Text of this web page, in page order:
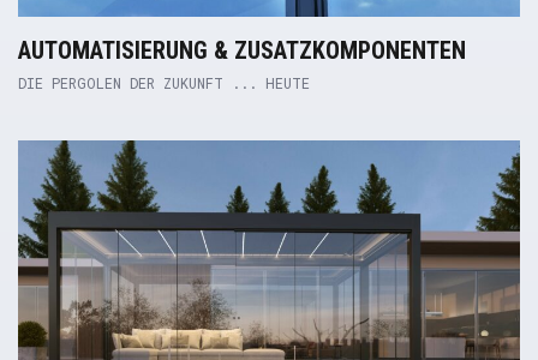
AUTOMATISIERUNG & ZUSATZKOMPONENTEN
DIE PERGOLEN DER ZUKUNFT ... HEUTE